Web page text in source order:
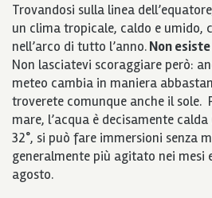
Trovandosi sulla linea
un clima tropicale, caldo e umido,
nell’arco di tutto l’anno.Non
Non lasciatevi scoraggiare però:
meteo cambia in maniera
troverete comunque anche il sole.
mare, l’acqua è decisamente
32°, si può fare immersioni senza
generalmente più agitato nei mesi
agosto.